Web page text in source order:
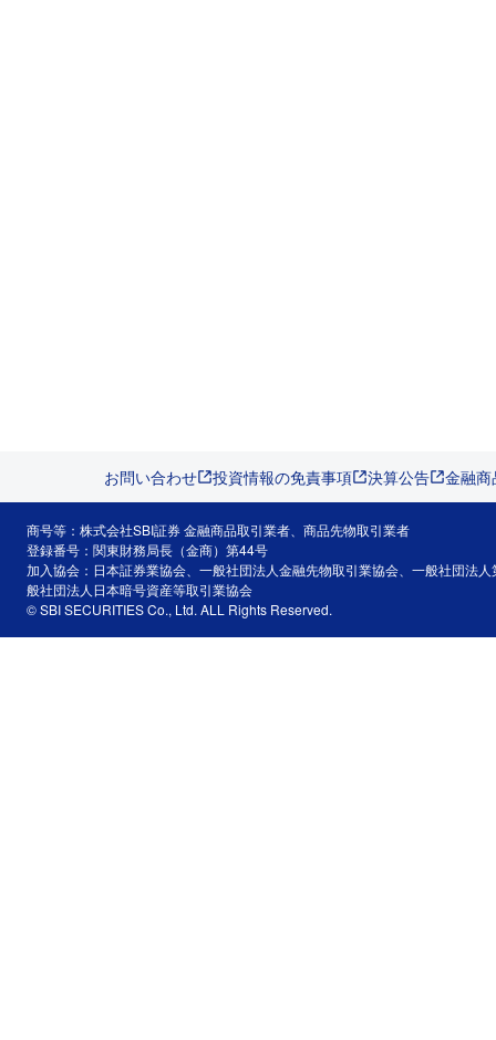
お問い合わせ 投資情報の免責事項 決算公告 金融
商号等：株式会社SBI証券 金融商品取引業者、商品先物取引業者
登録番号：関東財務局長（金商）第44号
加入協会：日本証券業協会、一般社団法人金融先物取引業協会、一般社団法
般社団法人日本暗号資産等取引業協会
© SBI SECURITIES Co., Ltd. ALL Rights Reserved.